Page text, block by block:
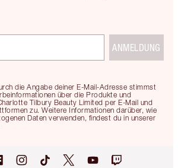
die Angabe deiner E-Mail-Adresse stimmst
über die Produkte und
Tilbury Beauty Limited per E-Mail und
zu. Weitere Informationen darüber, wie
Daten verwenden, findest du in unserer
ANMELDUNG